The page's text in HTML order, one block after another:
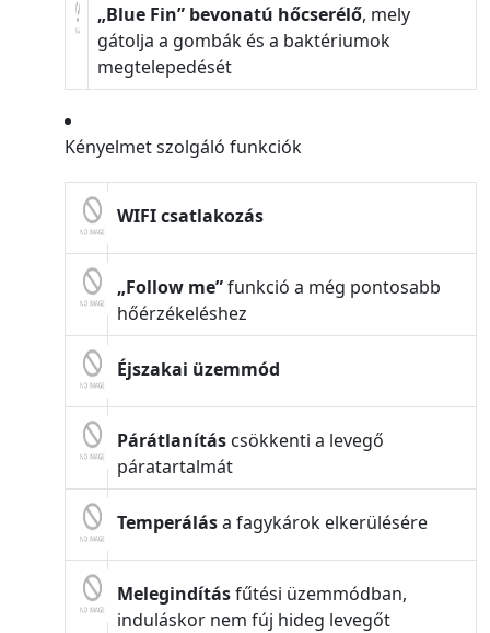
„Blue Fin” bevonatú hőcserélő, mely
gátolja a gombák és a baktériumok
megtelepedését
Kényelmet szolgáló funkciók
WIFI csatlakozás
„Follow me”funkció a még pontosabb
hőérzékeléshez
Éjszakai üzemmód
Párátlanítás csökkenti a levegő
páratartalmát
Temperálása fagykárok elkerülésére
Melegindításfűtési üzemmódban,
induláskor nem fúj hideg levegőt